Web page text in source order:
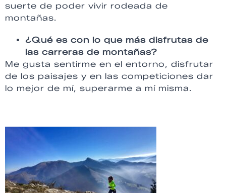
suerte de poder vivir rodeada de
montañas.
¿Qué es con lo que más disfrutas de
las carreras de montañas?
Me gusta sentirme en el entorno, disfrutar
de los paisajes y en las competiciones dar
lo mejor de mí, superarme a mí misma.